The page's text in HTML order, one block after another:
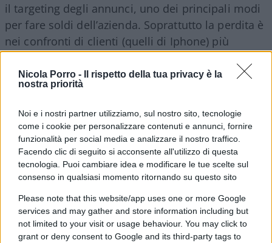
Nicola Porro -
Il rispetto della tua privacy è la
nostra priorità
Noi e i nostri partner utilizziamo, sul nostro sito, tecnologie
come i cookie per personalizzare contenuti e annunci, fornire
funzionalità per social media e analizzare il nostro traffico.
Facendo clic di seguito si acconsente all'utilizzo di questa
tecnologia. Puoi cambiare idea e modificare le tue scelte sul
consenso in qualsiasi momento ritornando su questo sito
Please note that this website/app uses one or more Google
services and may gather and store information including but
not limited to your visit or usage behaviour. You may click to
grant or deny consent to Google and its third-party tags to
il targeting degli annunci, uno dei principali modi
per fare soldi dell’azienda. Soprattutto la perdita è
nei confronti di clienti (quelli di Iphone) più
erano già state valutate in 10 miliardi di mancate
entrate.
3 – Google sottrae quote di pubbllicità a Meta.
I problemi di Meta sono stati la fortuna dei suoi
concorrenti.